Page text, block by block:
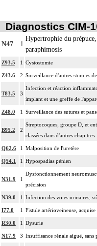
Diagnostics CIM-
N47 1
Hypertrophie du
paraphimosis
Z93.5 1 Cystostomie
Z43.6 2 Surveillance d'autres stomies
T83.5 3
Infection et réaction
implant et une greffe de
Z48.0 1 Surveillance des sutures et
B95.2 2
Streptocoques, groupe D, et
classées dans d'autres chapitres
Q62.6 1 Malposition de l'uretère
Q54.1 1 Hypospadias pénien
N31.9 1
Dysfonctionnement
précision
N39.0 1 Infection des voies urinaires,
I77.0 1 Fistule artérioveineuse, acquise
R30.0 1 Dysurie
N17.9 3 Insuffisance rénale aiguë, sans